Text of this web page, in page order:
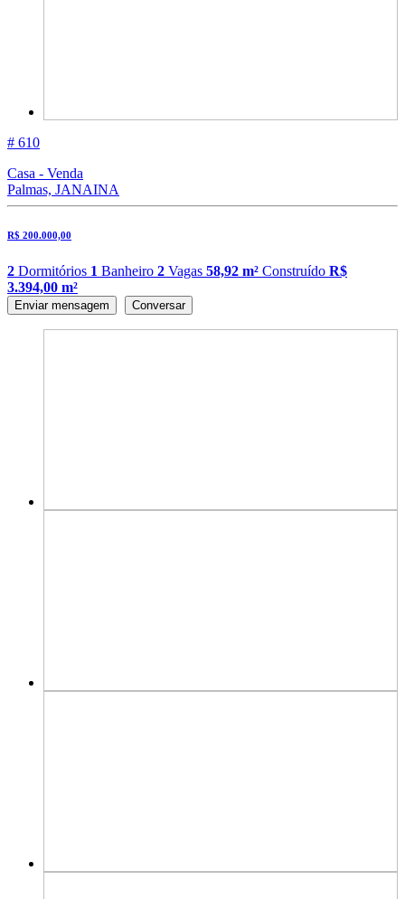
# 610
Casa - Venda
Palmas, JANAINA
R$ 200.000,00
2 Dormitórios 1 Banheiro 2 Vagas 58,92 m² Construído R$
3.394,00 m²
Enviar mensagem Conversar